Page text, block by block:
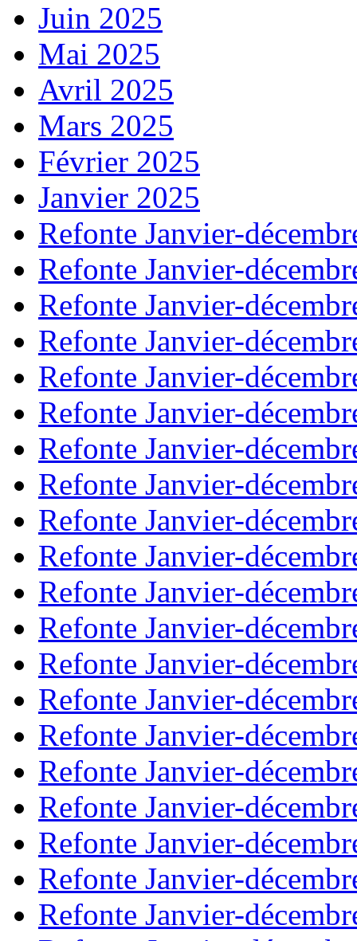
Juin 2025
Mai 2025
Avril 2025
Mars 2025
Février 2025
Janvier 2025
Refonte Janvier-
Refonte Janvier-
Refonte Janvier-
Refonte Janvier-
Refonte Janvier-
Refonte Janvier-
Refonte Janvier-
Refonte Janvier-
Refonte Janvier-
Refonte Janvier-
Refonte Janvier-
Refonte Janvier-
Refonte Janvier-
Refonte Janvier-
Refonte Janvier-
Refonte Janvier-
Refonte Janvier-
Refonte Janvier-
Refonte Janvier-
Refonte Janvier-